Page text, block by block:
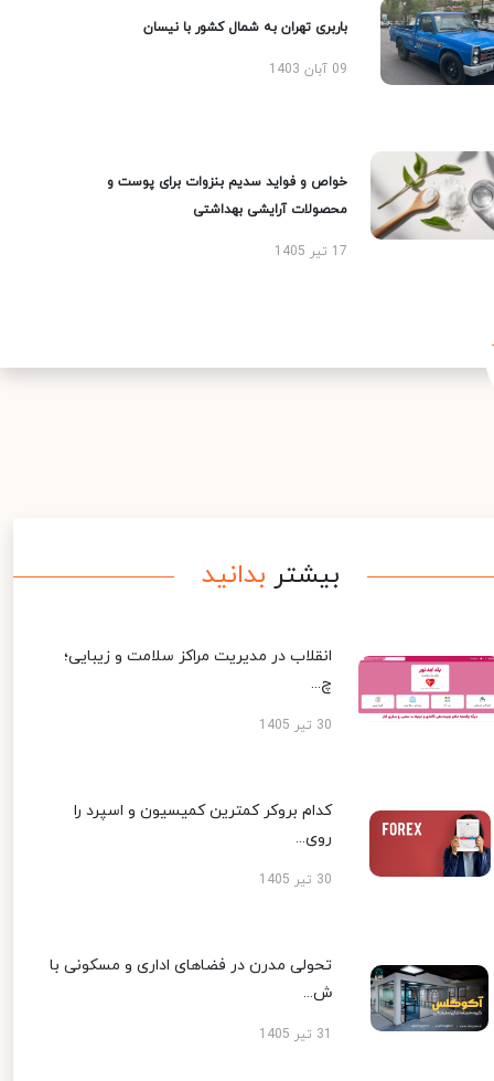
باربری تهران به شمال کشور با نیسان
09 آبان 1403
خواص و فواید سدیم بنزوات برای پوست و
محصولات آرایشی بهداشتی
17 تیر 1405
بیشتر بدانید
انقلاب در مدیریت مراکز سلامت و زیبایی؛
چ...
30 تیر 1405
کدام بروکر کمترین کمیسیون و اسپرد را
روی...
30 تیر 1405
تحولی مدرن در فضاهای اداری و مسکونی با
ش...